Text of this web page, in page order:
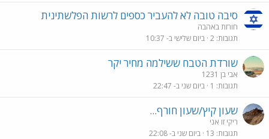
סיבה טובה לא להעביר כספים לרשות הפלשתינית
חורזת באהבה
תגובות 2 ביום שלישי ב- 10:37
שורדת הטבח ששילמה מחיר יקר
אבי בן 1231
תגובות 1 ביום שני ב- 22:47
שעון קיץ/שעון חורף...
ריקי זו אני
תגובות 13 ביום שני ב- 22:08